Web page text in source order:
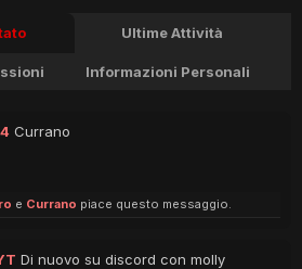
Ultime Attività
Informazioni Personali
Currano
e Currano piace questo messaggio.
Di nuovo su discord con molly